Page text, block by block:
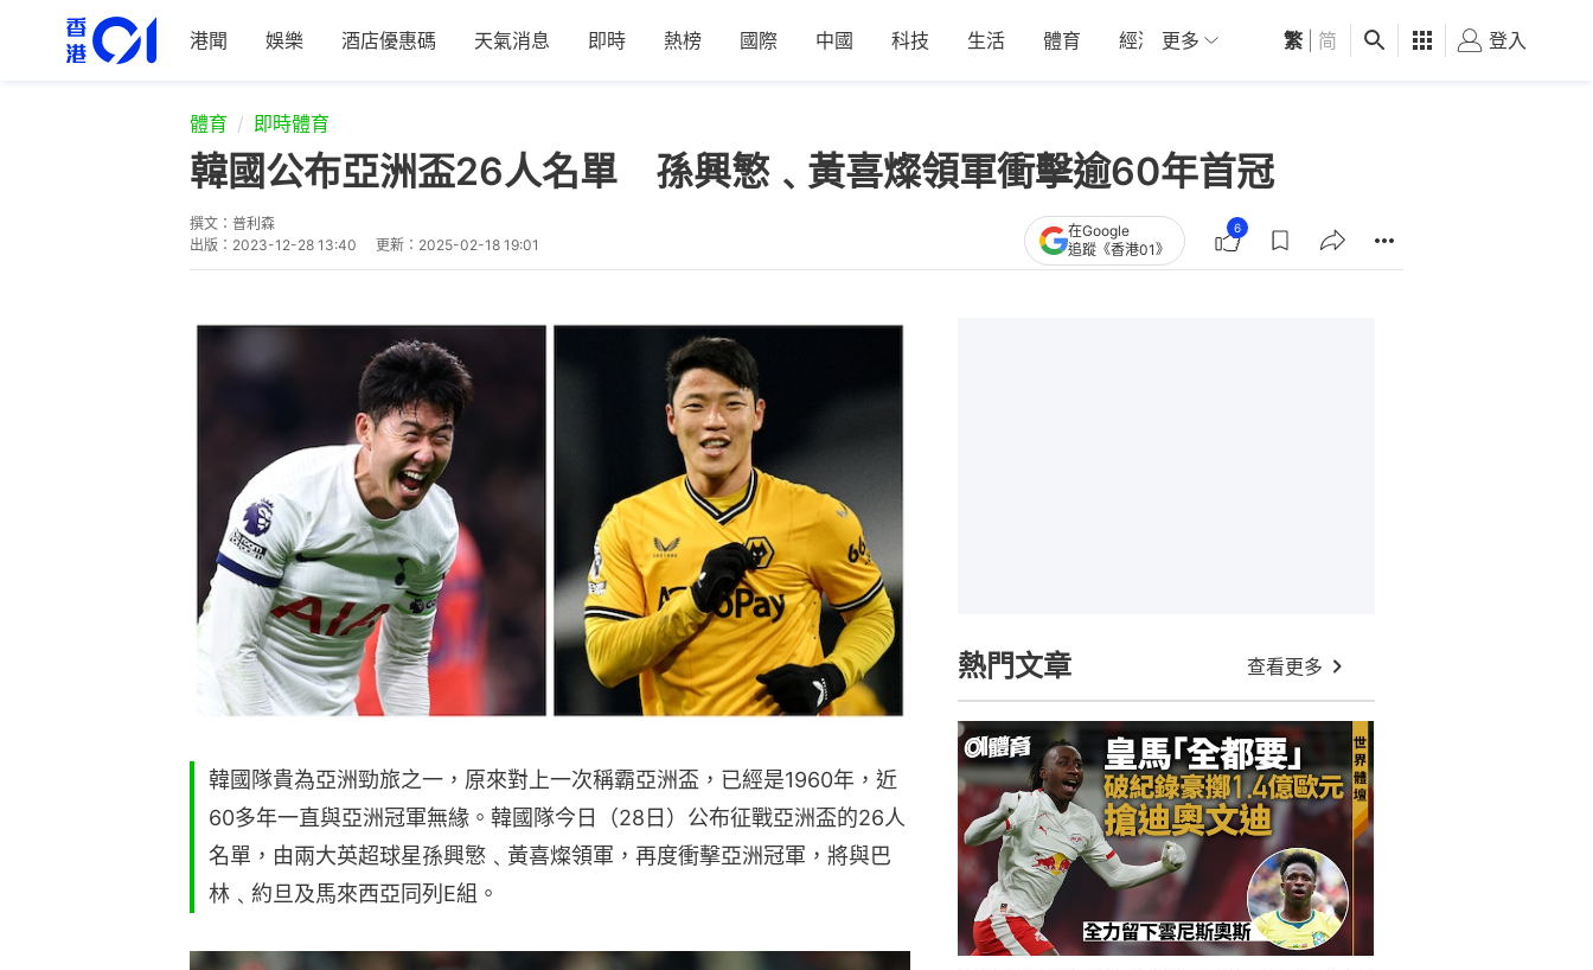
港聞 娛樂 酒店優惠碼 天氣消息 即時 熱榜 國際 中國 科技 生活 體育 經濟 01深圳 觀點 健康 好食玩飛
更多 繁 简 登入
體育 即時體育
韓國公布亞洲盃26人名單 孫興慜﹑黃喜燦領軍衝擊逾60年首冠
撰文： 普利森
出版： 2023-12-28 13:40 更新： 2025-02-18 19:01
在Google
追蹤《香港01》
6
韓國隊貴為亞洲勁旅之一，原來對上一次稱霸亞洲盃，已經是1960年，近
60多年一直與亞洲冠軍無緣。韓國隊今日（28日）公布征戰亞洲盃的26人
名單，由兩大英超球星孫興慜﹑黃喜燦領軍，再度衝擊亞洲冠軍，將與巴
林﹑約旦及馬來西亞同列E組。
熱門文章 查看更多